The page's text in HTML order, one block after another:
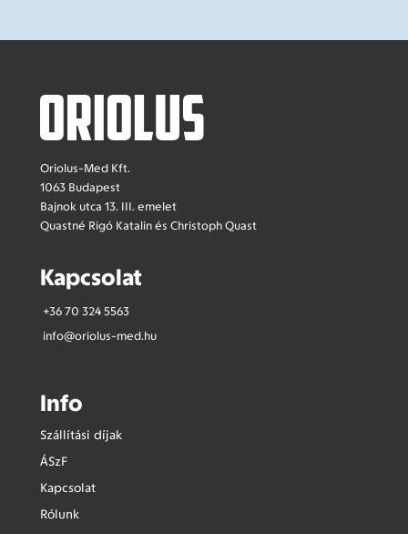
Oriolus-Med Kft.
1063 Budapest
Bajnok utca 13. III. emelet
Quastné Rigó Katalin és Christoph Quast
Kapcsolat
+36 70 324 5563
info@oriolus-med.hu
Info
Szállítási díjak
ÁSzF
Kapcsolat
Rólunk